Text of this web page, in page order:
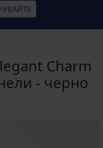
Charm
- черно